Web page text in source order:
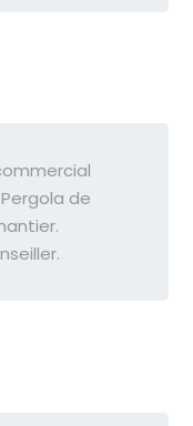
de